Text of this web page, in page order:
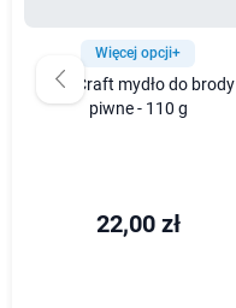
Więcej opcji+
RareCraft mydło do brody
piwne - 110 g
22,00 zł